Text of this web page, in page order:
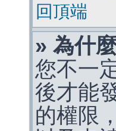
回頂端
» 為什
您不一
後才能
的權限